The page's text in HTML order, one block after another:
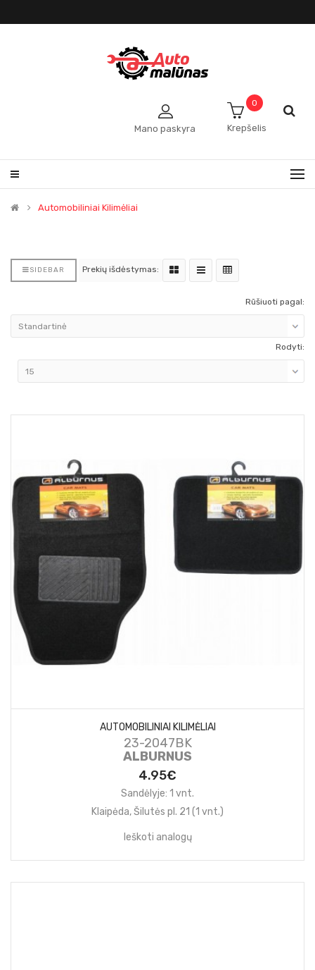
Mano paskyra Krepšelis
0
Automobiliniai Kilimėliai
SIDEBAR Prekių išdėstymas:
Rūšiuoti pagal:
Rodyti:
AUTOMOBILINIAI KILIMĖLIAI
23-2047BK
ALBURNUS
4.95€
Sandėlyje: 1 vnt.
Klaipėda, Šilutės pl. 21 (1 vnt.)
Ieškoti analogų